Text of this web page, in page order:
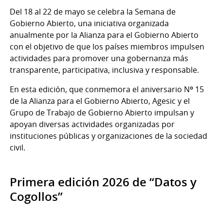
28
de
Mayo
del
2026
Del 18 al 22 de mayo se celebra la Semana de
Gobierno Abierto, una iniciativa organizada
anualmente por la Alianza para el Gobierno Abierto
con el objetivo de que los países miembros impulsen
actividades para promover una gobernanza más
transparente, participativa, inclusiva y responsable.
En esta edición, que conmemora el aniversario Nº 15
de la Alianza para el Gobierno Abierto, Agesic y el
Grupo de Trabajo de Gobierno Abierto impulsan y
apoyan diversas actividades organizadas por
instituciones públicas y organizaciones de la sociedad
civil.
Primera edición 2026 de “Datos y
Cogollos”